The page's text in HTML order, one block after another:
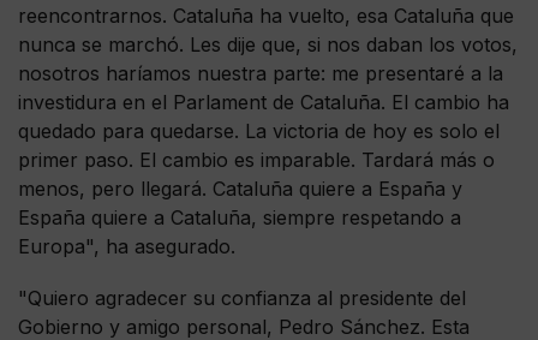
reencontrarnos. Cataluña ha vuelto, esa Cataluña que
nunca se marchó. Les dije que, si nos daban los votos,
nosotros haríamos nuestra parte: me presentaré a la
investidura en el Parlament de Cataluña. El cambio ha
quedado para quedarse. La victoria de hoy es solo el
primer paso. El cambio es imparable. Tardará más o
menos, pero llegará. Cataluña quiere a España y
España quiere a Cataluña, siempre respetando a
Europa", ha asegurado.
"Quiero agradecer su confianza al presidente del
Gobierno y amigo personal, Pedro Sánchez. Esta